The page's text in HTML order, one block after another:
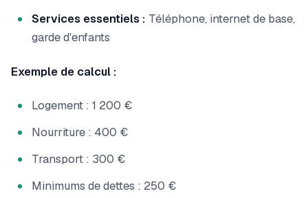
Services essentiels : Téléphone, internet de base,
garde d'enfants
Exemple de calcul :
Logement : 1 200 €
Nourriture : 400 €
Transport : 300 €
Minimums de dettes : 250 €